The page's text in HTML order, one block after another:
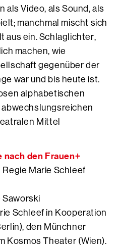
als Video, als Sound, als
manchmal mischt sich
aus ein. Schlaglichter,
machen, wie
gegenüber der
war und bis heute ist.
alphabetischen
Mittel
nach den Frauen+
Marie Schleef
Saworski
Schleef in Kooperation
den Münchner
Kosmos Theater (Wien).